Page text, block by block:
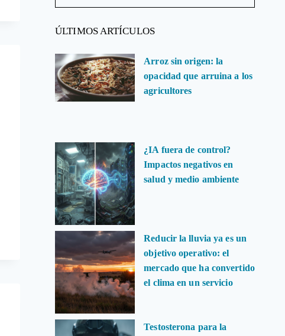
ÚLTIMOS ARTÍCULOS
Arroz sin origen: la
opacidad que arruina a los
agricultores
¿IA fuera de control?
Impactos negativos en
salud y medio ambiente
Reducir la lluvia ya es un
objetivo operativo: el
mercado que ha convertido
el clima en un servicio
Testosterona para la